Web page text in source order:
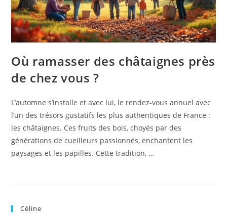
Où ramasser des châtaignes près
de chez vous ?
L’automne s’installe et avec lui, le rendez-vous annuel avec
l’un des trésors gustatifs les plus authentiques de France :
les châtaignes. Ces fruits des bois, choyés par des
générations de cueilleurs passionnés, enchantent les
paysages et les papilles. Cette tradition, …
Céline